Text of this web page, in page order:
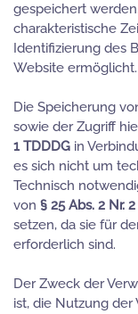
gespeichert
charakteristische
Identifizierung des
Website ermöglicht.
Die Speicherung
sowie der Zugriff
1 TDDDG in
es sich nicht um
Technisch
von § 25 Abs. 2 Nr.
setzen, da sie für
erforderlich sind.
Der Zweck der
ist, die Nutzung